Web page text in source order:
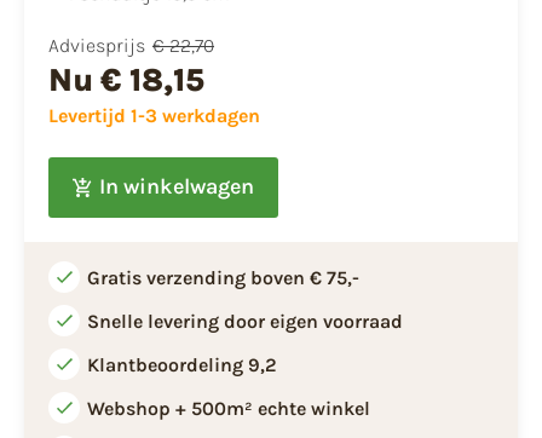
Adviesprijs € 22,70
Nu € 18,15
Levertijd 1-3 werkdagen
In winkelwagen
Gratis verzending boven € 75,-
Snelle levering door eigen voorraad
Klantbeoordeling 9,2
Webshop + 500m² echte winkel